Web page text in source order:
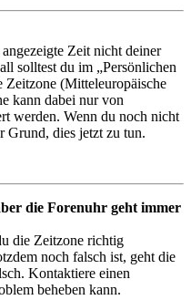
Zeit nicht deiner
solltest du im „Persönlichen
Zeitzone (Mitteleuropäische
kann dabei nur von
werden. Wenn du noch nicht
Grund, dies jetzt zu tun.
die Forenuhr geht immer
die Zeitzone richtig
noch falsch ist, geht die
Kontaktiere einen
beheben kann.